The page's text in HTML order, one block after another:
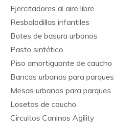
Ejercitadores al aire libre
Resbaladillas infantiles
Botes de basura urbanos
Pasto sintético
Piso amortiguante de caucho
Bancas urbanas para parques
Mesas urbanas para parques
Losetas de caucho
Circuitos Caninos Agility